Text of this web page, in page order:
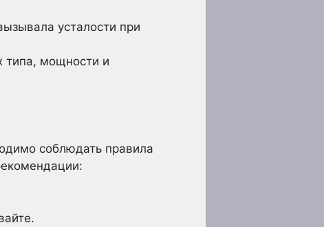
усталости при
типа, мощности и
соблюдать правила